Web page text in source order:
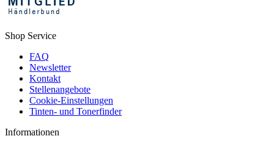
Shop Service
FAQ
Newsletter
Kontakt
Stellenangebote
Cookie-Einstellungen
Tinten- und Tonerfinder
Informationen